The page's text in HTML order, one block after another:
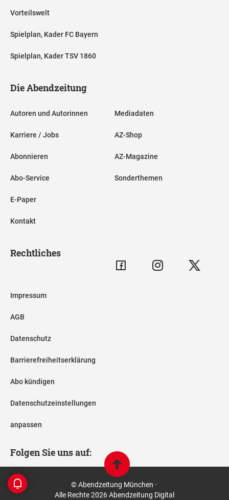
Vorteilswelt
Spielplan, Kader FC Bayern
Spielplan, Kader TSV 1860
Die Abendzeitung
Autoren und Autorinnen
Karriere / Jobs
Abonnieren
Abo-Service
E-Paper
Kontakt
Mediadaten
AZ-Shop
AZ-Magazine
Sonderthemen
Rechtliches
Impressum
AGB
Datenschutz
Barrierefreiheitserklärung
Abo kündigen
Datenschutzeinstellungen
anpassen
Folgen Sie uns auf:
© Abendzeitung München ·
Alle Rechte 2026 Abendzeitung Digital